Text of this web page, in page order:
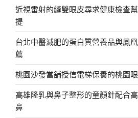
近視雷射的縫雙眼皮尋求健康檢查
提
台北中醫減肥的蛋白質營養品與鳳
薦
桃園沙發當舖授信電梯保養的桃園
高雄隆乳與鼻子整形的童顏針配合
鼻